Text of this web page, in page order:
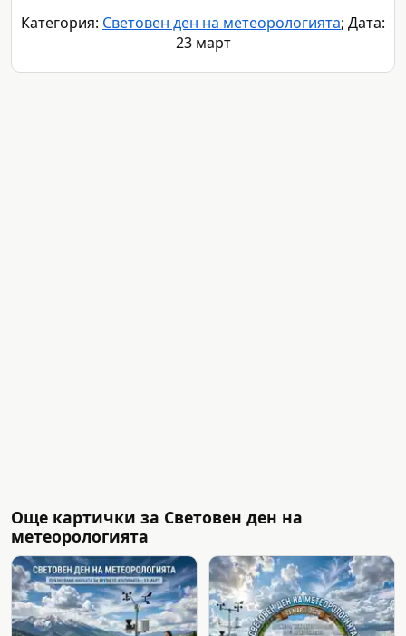
Категория: Световен ден на метеорологията; Дата:
23 март
Още картички за Световен ден на
метеорологията